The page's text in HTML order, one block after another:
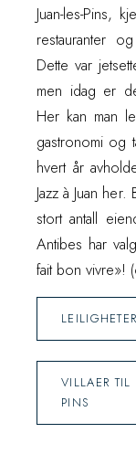
Juan-les-Pins,
restauranter
Dette var
men idag er
Her kan man
gastronomi og
hvert år
Jazz à Juan
stort antall
Antibes har
fait bon vivre»!
VILLAER
PINS